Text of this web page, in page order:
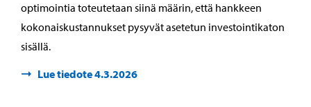
optimointia toteutetaan siinä määrin, että hankkeen
kokonaiskustannukset pysyvät asetetun investointikaton
sisällä.
Lue tiedote 4.3.2026